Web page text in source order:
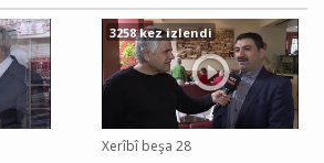
Xerîbî beşa 28
3258 kez izlendi